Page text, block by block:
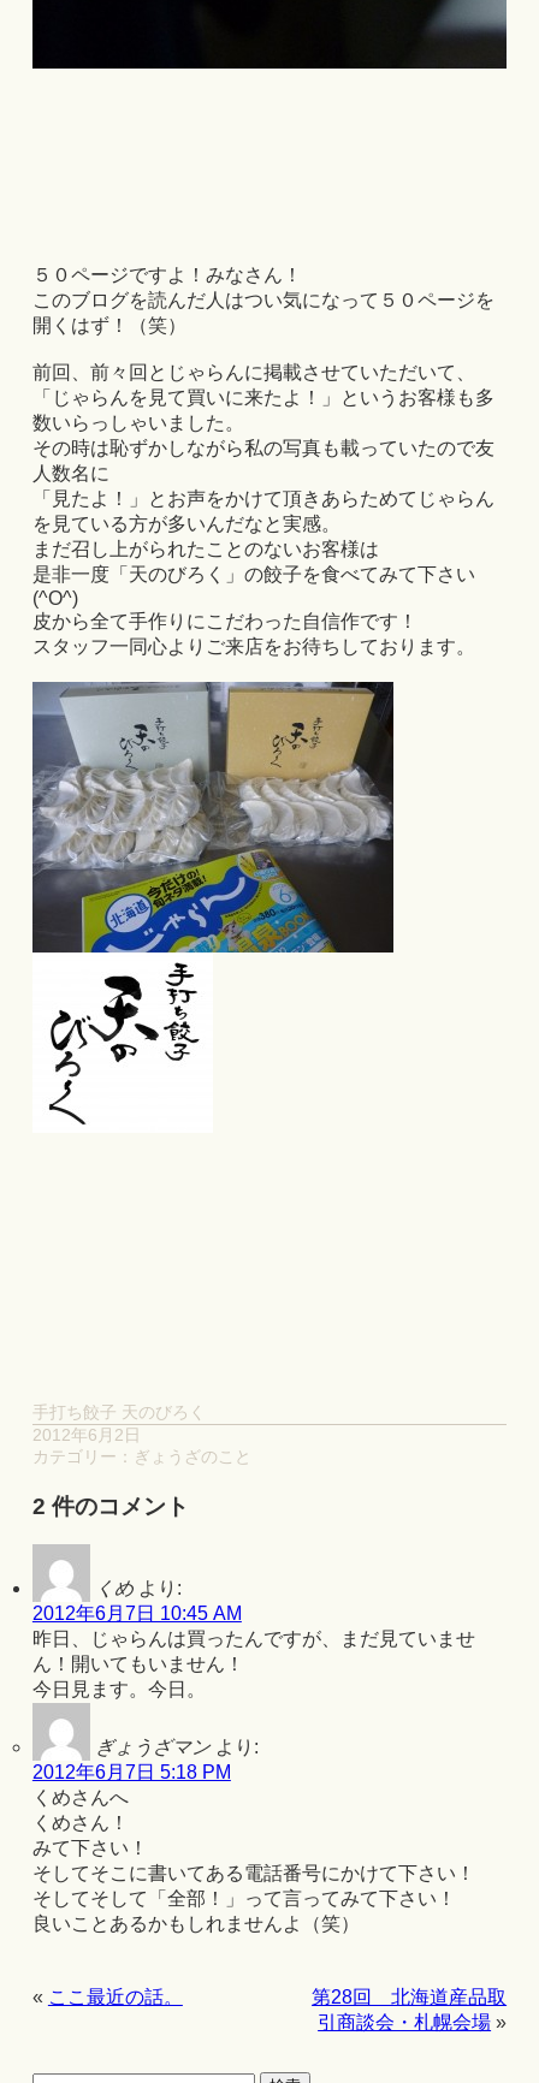
５０ページですよ！みなさん！
このブログを読んだ人はつい気になって５０ページを
開くはず！（笑）
前回、前々回とじゃらんに掲載させていただいて、
「じゃらんを見て買いに来たよ！」というお客様も多
数いらっしゃいました。
その時は恥ずかしながら私の写真も載っていたので友
人数名に
「見たよ！」とお声をかけて頂きあらためてじゃらん
を見ている方が多いんだなと実感。
まだ召し上がられたことのないお客様は
是非一度「天のびろく」の餃子を食べてみて下さい
(^O^)
皮から全て手作りにこだわった自信作です！
スタッフ一同心よりご来店をお待ちしております。
手打ち餃子 天のびろく
2012年6月2日
カテゴリー： ぎょうざのこと
2 件のコメント
くめ より:
2012年6月7日 10:45 AM
昨日、じゃらんは買ったんですが、まだ見ていませ
ん！開いてもいません！
今日見ます。今日。
ぎょうざマン より:
2012年6月7日 5:18 PM
くめさんへ
くめさん！
みて下さい！
そしてそこに書いてある電話番号にかけて下さい！
そしてそして「全部！」って言ってみて下さい！
良いことあるかもしれませんよ（笑）
« ここ最近の話。
第28回 北海道産品取
引商談会・札幌会場 »